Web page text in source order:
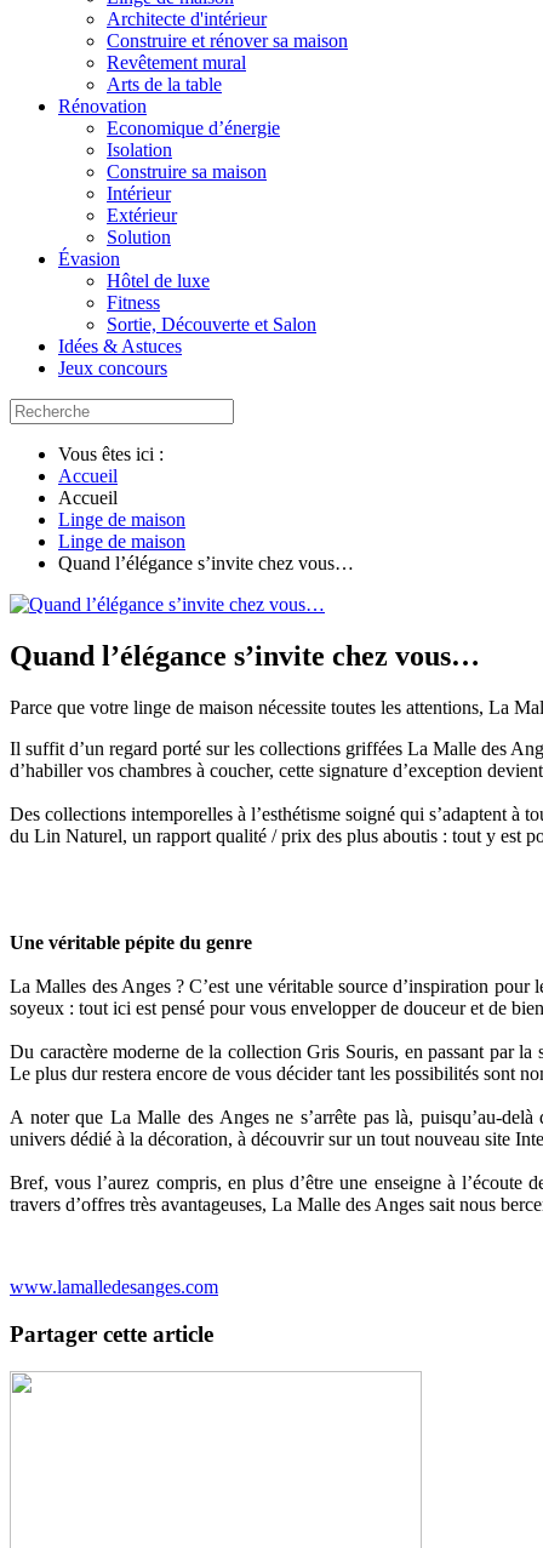
Architecte d'intérieur
Construire et rénover sa maison
Revêtement mural
Arts de la table
Rénovation
Economique d’énergie
Isolation
Construire sa maison
Intérieur
Extérieur
Solution
Évasion
Hôtel de luxe
Fitness
Sortie, Découverte et Salon
Idées & Astuces
Jeux concours
Vous êtes ici :
Accueil
Accueil
Linge de maison
Linge de maison
Quand l’élégance s’invite chez vous…
Quand l’élégance s’invite chez vous…
Parce que votre linge de maison nécessite toutes les attentions, La
Il suffit d’un regard porté sur les collections griffées La Malle des
d’habiller vos chambres à coucher, cette signature d’exception
Des collections intemporelles à l’esthétisme soigné qui s’adaptent à
du Lin Naturel, un rapport qualité / prix des plus aboutis : tout y est
Une véritable pépite du genre
La Malles des Anges ? C’est une véritable source d’inspiration
soyeux : tout ici est pensé pour vous envelopper de douceur et de
Du caractère moderne de la collection Gris Souris, en passant par
Le plus dur restera encore de vous décider tant les possibilités sont
A noter que La Malle des Anges ne s’arrête pas là, puisqu’au-
univers dédié à la décoration, à découvrir sur un tout nouveau site
Bref, vous l’aurez compris, en plus d’être une enseigne à
travers d’offres très avantageuses, La Malle des Anges sait nous
www.lamalledesanges.com
Partager cette article